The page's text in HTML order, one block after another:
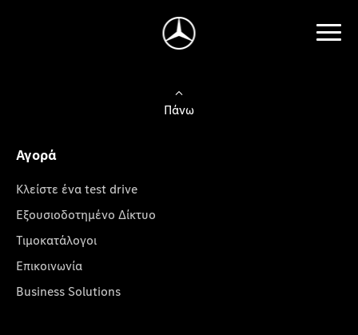
Πάνω
Αγορά
Κλείστε ένα test drive
Εξουσιοδοτημένο Δίκτυο
Τιμοκατάλογοι
Επικοινωνία
Business Solutions